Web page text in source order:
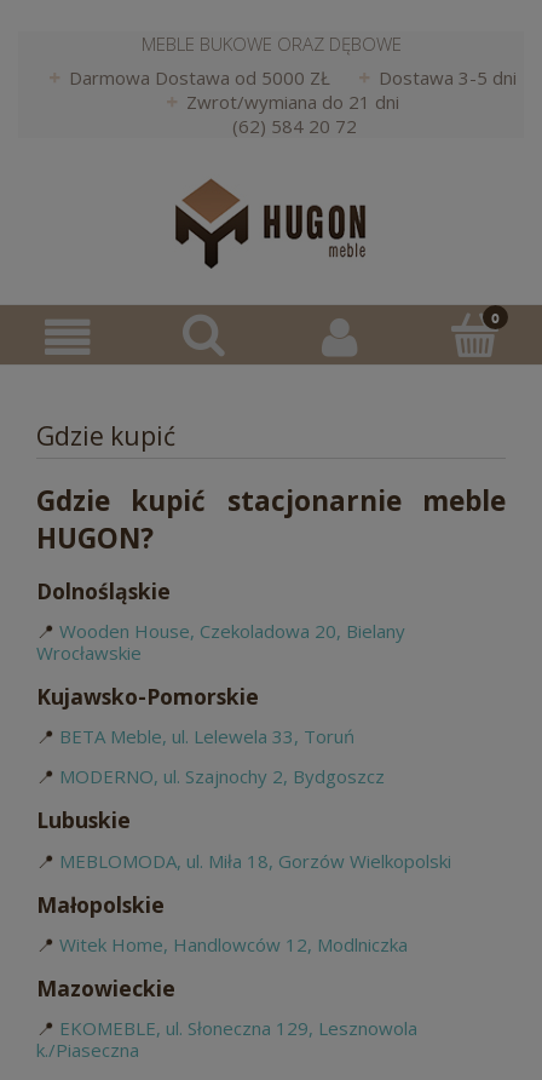
MEBLE BUKOWE ORAZ DĘBOWE
Darmowa Dostawa od 5000 ZŁ
Dostawa 3-5 dni
Zwrot/wymiana do 21 dni
(62) 584 20 72
Gdzie kupić
Gdzie kupić stacjonarnie meble
HUGON?
Dolnośląskie
📍 Wooden House, Czekoladowa 20, Bielany
Wrocławskie
Kujawsko-Pomorskie
📍 BETA Meble, ul. Lelewela 33, Toruń
📍 MODERNO, ul. Szajnochy 2, Bydgoszcz
Lubuskie
📍 MEBLOMODA, ul. Miła 18, Gorzów Wielkopolski
Małopolskie
📍 Witek Home, Handlowców 12, Modlniczka
Mazowieckie
📍 EKOMEBLE, ul. Słoneczna 129, Lesznowola
k./Piaseczna